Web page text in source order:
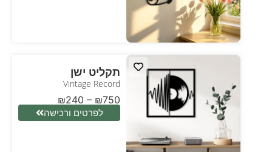
תקליט ישן
Vintage Record
₪240 – ₪750
לפרטים ורכישה